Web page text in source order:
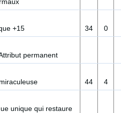
+15 34 0
permanent
44 4
unique qui restaure